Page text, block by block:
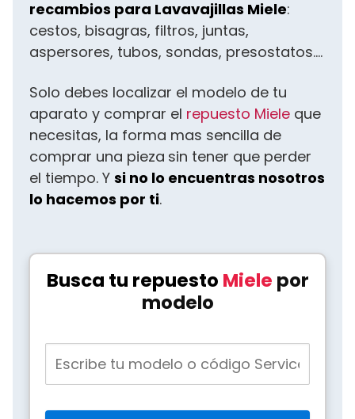
recambios para Lavavajillas Miele:
cestos, bisagras, filtros, juntas,
aspersores, tubos, sondas, presostatos....
Solo debes localizar el modelo de tu
aparato y comprar el repuesto Miele que
necesitas, la forma mas sencilla de
comprar una pieza sin tener que perder
el tiempo. Y si no lo encuentras nosotros
lo hacemos por ti.
Busca tu repuesto Miele por
modelo